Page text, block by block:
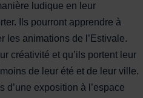
ludique en leur
Ils pourront apprendre à
les animations de l’Estivale.
créativité et qu’ils portent leur
de leur été et de leur ville.
exposition à l’espace